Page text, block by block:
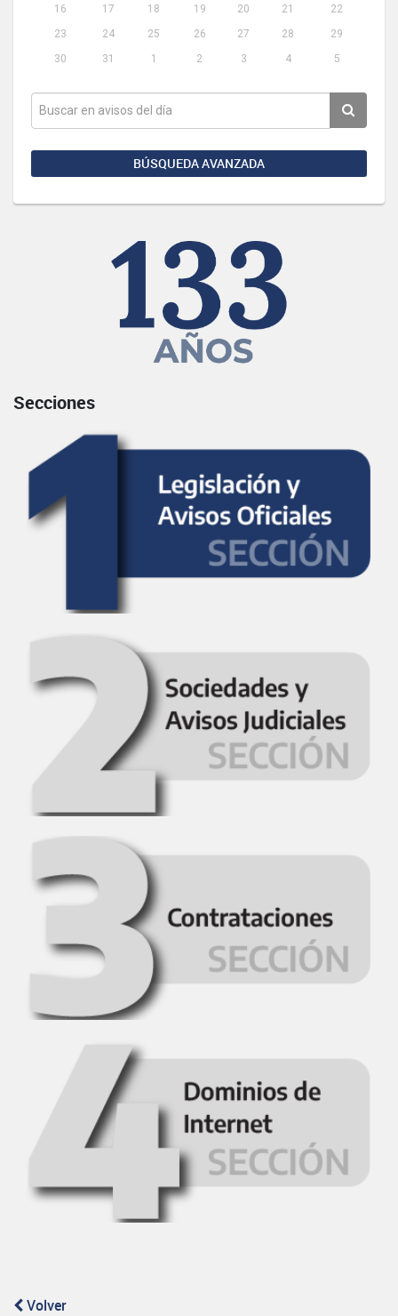
16
17 18 19 20 21
22
23
24 25 26 27 28
29
30
31 1 2 3 4 5
BÚSQUEDA AVANZADA
Secciones
Volver